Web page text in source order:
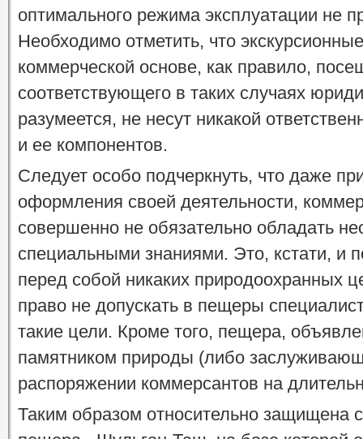
оптимального режима эксплуатации не
Необходимо отметить, что
коммерческой основе, как правило,
соответствующего в таких случаях
разумеется, не несут никакой
и ее компонентов.
Следует особо подчеркнуть, что даже
оформления своей деятельности,
совершенно не обязательно обладать
специальными знаниями. Это, кстати, и
перед собой никаких природоохранных
право не допускать в пещеры
такие цели. Кроме того, пещера,
памятником природы (либо
распоряжении коммерсантов на
Таким образом относительно защищена